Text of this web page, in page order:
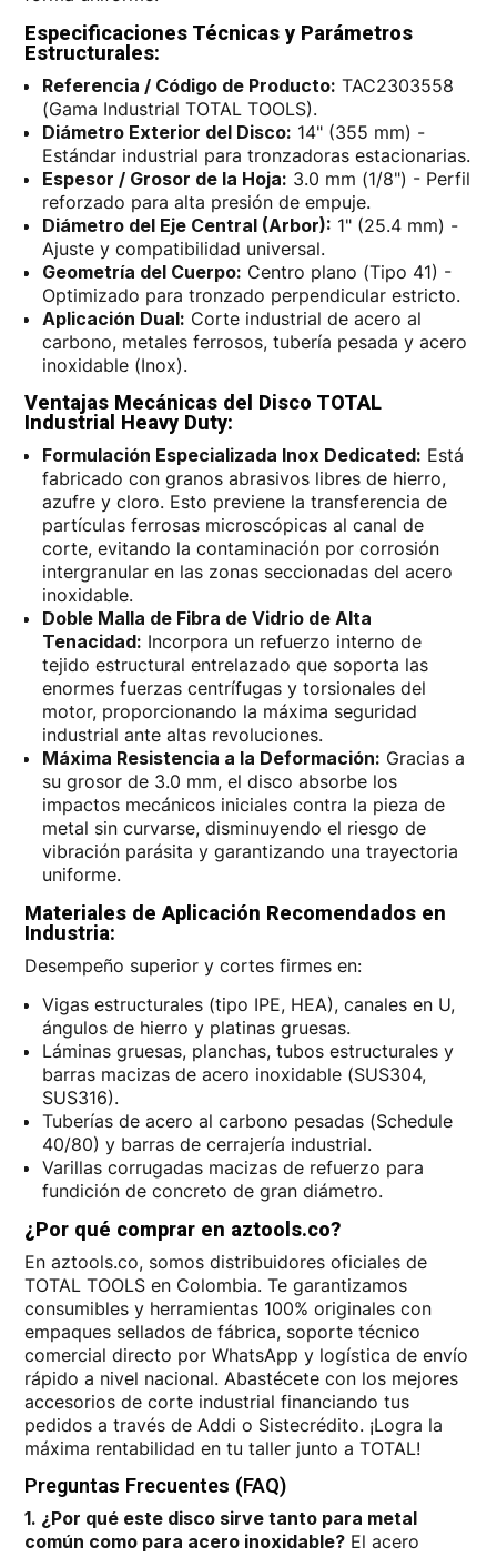
Especificaciones Técnicas y Parámetros
Estructurales:
Referencia / Código de Producto: TAC2303558
(Gama Industrial TOTAL TOOLS).
Diámetro Exterior del Disco: 14" (355 mm) -
Estándar industrial para tronzadoras estacionarias.
Espesor / Grosor de la Hoja: 3.0 mm (1/8") - Perfil
reforzado para alta presión de empuje.
Diámetro del Eje Central (Arbor): 1" (25.4 mm) -
Ajuste y compatibilidad universal.
Geometría del Cuerpo: Centro plano (Tipo 41) -
Optimizado para tronzado perpendicular estricto.
Aplicación Dual: Corte industrial de acero al
carbono, metales ferrosos, tubería pesada y acero
inoxidable (Inox).
Ventajas Mecánicas del Disco TOTAL
Industrial Heavy Duty:
Formulación Especializada Inox Dedicated: Está
fabricado con granos abrasivos libres de hierro,
azufre y cloro. Esto previene la transferencia de
partículas ferrosas microscópicas al canal de
corte, evitando la contaminación por corrosión
intergranular en las zonas seccionadas del acero
inoxidable.
Doble Malla de Fibra de Vidrio de Alta
Tenacidad: Incorpora un refuerzo interno de
tejido estructural entrelazado que soporta las
enormes fuerzas centrífugas y torsionales del
motor, proporcionando la máxima seguridad
industrial ante altas revoluciones.
Máxima Resistencia a la Deformación: Gracias a
su grosor de 3.0 mm, el disco absorbe los
impactos mecánicos iniciales contra la pieza de
metal sin curvarse, disminuyendo el riesgo de
vibración parásita y garantizando una trayectoria
uniforme.
Materiales de Aplicación Recomendados en
Industria:
Desempeño superior y cortes firmes en:
Vigas estructurales (tipo IPE, HEA), canales en U,
ángulos de hierro y platinas gruesas.
Láminas gruesas, planchas, tubos estructurales y
barras macizas de acero inoxidable (SUS304,
SUS316).
Tuberías de acero al carbono pesadas (Schedule
40/80) y barras de cerrajería industrial.
Varillas corrugadas macizas de refuerzo para
fundición de concreto de gran diámetro.
¿Por qué comprar en aztools.co?
En aztools.co, somos distribuidores oficiales de
TOTAL TOOLS en Colombia. Te garantizamos
consumibles y herramientas 100% originales con
empaques sellados de fábrica, soporte técnico
comercial directo por WhatsApp y logística de envío
rápido a nivel nacional. Abastécete con los mejores
accesorios de corte industrial financiando tus
pedidos a través de Addi o Sistecrédito. ¡Logra la
máxima rentabilidad en tu taller junto a TOTAL!
Preguntas Frecuentes (FAQ)
1. ¿Por qué este disco sirve tanto para metal
común como para acero inoxidable?El acero